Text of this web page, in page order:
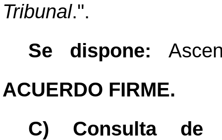
Tribunal.".
Se dispone:
ACUERDO FIRME.
C) Consulta de